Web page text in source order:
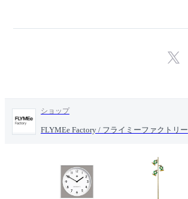
ショップ
FLYMEe Factory / フライミーファクトリー